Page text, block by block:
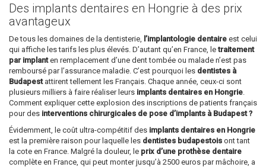
Des implants dentaires en Hongrie à des prix
avantageux
De tous les domaines de la dentisterie, l’implantologie dentaire est celui
qui affiche les tarifs les plus élevés. D’autant qu’en France, letraitement
par implanten remplacement d’une dent tombée ou malade n’est pas
remboursé par l’assurance maladie. C’est pourquoi les dentistes à
Budapestattirent tellement les Français. Chaque année, ceux-ci sont
plusieurs milliers à faire réaliser leurs implants dentaires en Hongrie
Comment expliquer cette explosion des inscriptions de patients français
pour des interventions chirurgicales de pose d’implants à Budapest ?
Évidemment, le coût ultra-compétitif des implants dentaires en Hongrie
est la première raison pour laquelle les dentistes budapestois ont tant
la cote en France. Malgré la douleur, le prix d’une prothèse dentaire
complète en France, qui peut monter jusqu’à 2500 euros par mâchoire, a